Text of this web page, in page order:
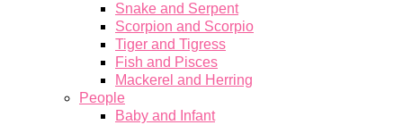
Snake and Serpent
Scorpion and Scorpio
Tiger and Tigress
Fish and Pisces
Mackerel and Herring
People
Baby and Infant